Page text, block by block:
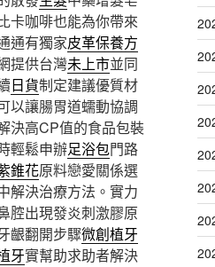
卡咖啡也能為你帶來
通有獨家皮革保養方
提供台灣未上市並同
日貨制定建議優質材
以讓腸胃道蠕動協調
決高CP值的食品包裝
輕鬆申辦足浴包門路
錐花原料戀愛關係選
解決治療方法。實力
腔出現發炎刺激膠原
齦翻開步驟微創植牙
牙實幫助求助者解決